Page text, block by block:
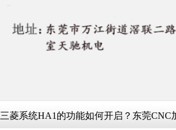
三菱系统HA1的功能如何开启？东莞CNC